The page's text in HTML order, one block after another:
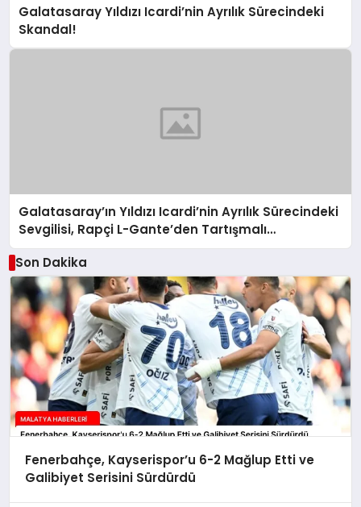
Galatasaray Yıldızı Icardi’nin Ayrılık Sürecindeki
Skandal!
Galatasaray’ın Yıldızı Icardi’nin Ayrılık Sürecindeki
Sevgilisi, Rapçi L-Gante’den Tartışmalı
Açıklamalar
Son Dakika
Fenerbahçe, Kayserispor’u 6-2 Mağlup Etti ve
Galibiyet Serisini Sürdürdü